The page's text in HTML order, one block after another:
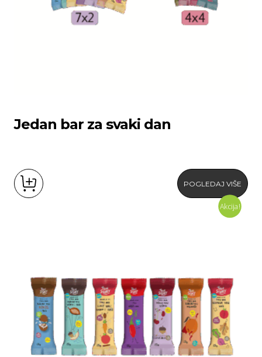
Jedan bar za svaki dan
POGLEDAJ VIŠE
Akcija!